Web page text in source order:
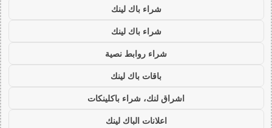
شراء باك لينك
شراء باك لينك
شراء روابط نصية
باقات باك لينك
اشراق لنك، شراء باكلينكات
اعلانات الباك لينك